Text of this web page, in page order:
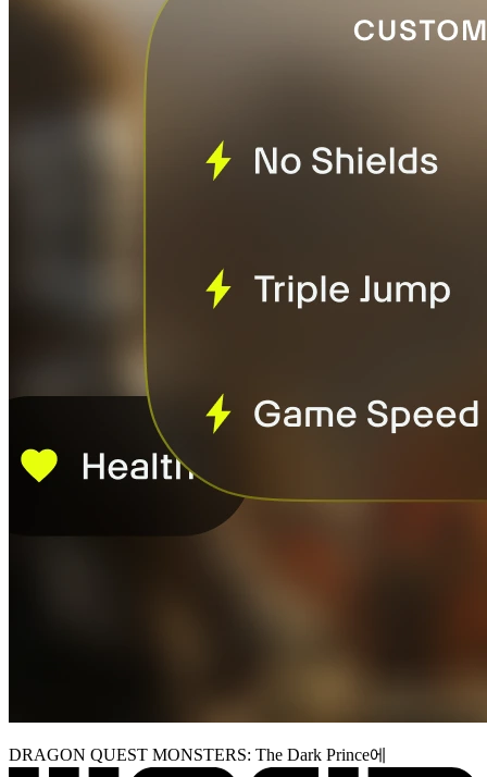
DRAGON QUEST MONSTERS: The Dark Prince에